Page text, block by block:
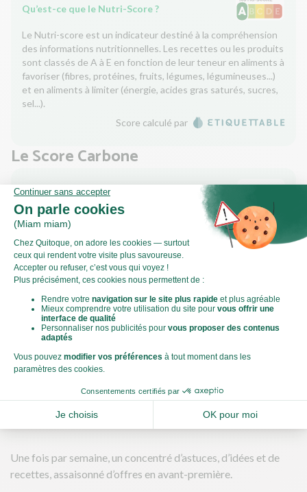
Qu’est-ce que le Nutri-Score ?
Le Nutri-score est un indicateur destiné à la compréhension
des informations nutritionnelles. Les recettes ou les produits
sont classés de A à E en fonction de leur teneur en aliments à
favoriser (fibres, protéines, fruits, légumes, légumineuses...)
et en aliments à limiter (énergie, acides gras saturés, sucres,
sel...).
Score calculé par
Le Score Carbone
Qu’est-ce que le score carbone ?
C'est un logo qui vous permet de visualiser l’empreinte
carbone de chaque plat et de faire des choix plus éclairés et
toujours aussi gourmands. Plus d'informations
Télécharger nos applications
Une fois par semaine, un concentré d’astuces, d’idées et de
recettes, assaisonné d’offres en avant-première.